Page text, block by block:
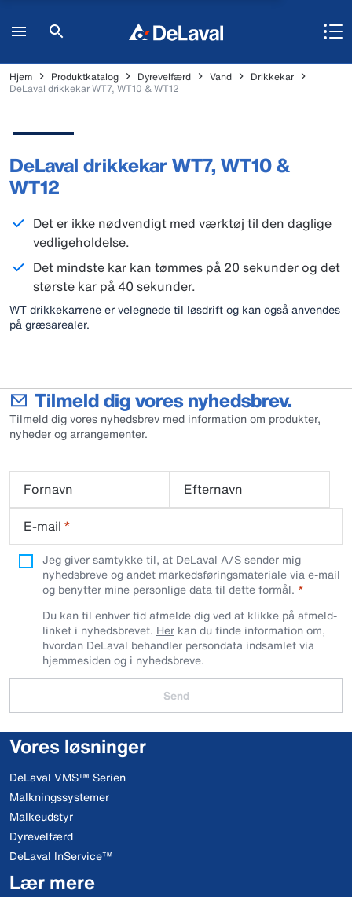
Hjem Produktkatalog Dyrevelfærd Vand
Drikkekar
DeLaval drikkekar WT7, WT10 & WT12
DeLaval drikkekar WT7, WT10 &
WT12
Det er ikke nødvendigt med værktøj til den daglige
vedligeholdelse.
Det mindste kar kan tømmes på 20 sekunder og det
største kar på 40 sekunder.
WT drikkekarrene er velegnede til løsdrift og kan også anvendes
på græsarealer.
Tilmeld dig vores nyhedsbrev.
Tilmeld dig vores nyhedsbrev med information om produkter,
nyheder og arrangementer.
Fornavn
Efternavn
E-mail *
Jeg giver samtykke til, at DeLaval A/S sender mig
nyhedsbreve og andet markedsføringsmateriale via e-mail
og benytter mine personlige data til dette formål.
Du kan til enhver tid afmelde dig ved at klikke på afmeld-
linket i nyhedsbrevet. Her kan du finde information om,
hvordan DeLaval behandler persondata indsamlet via
hjemmesiden og i nyhedsbreve.
Send
Vores løsninger
DeLaval VMS™ Serien
Malkningssystemer
Malkeudstyr
Dyrevelfærd
DeLaval InService™
Lær mere